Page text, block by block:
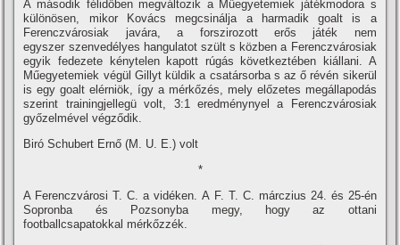
A második félidőben megváltozik a Műegyetemiek játékmodora s
különösen, mikor Kovács megcsinálja a harmadik goalt is a
Ferenczvárosiak javára, a forszirozott erős játék nem
egyszer szenvedélyes hangulatot szült s közben a Ferenczvárosiak
egyik fedezete kénytelen kapott rúgás következtében kiállani. A
Műegyetemiek végül Gillyt küldik a csatársorba s az ő révén sikerül
is egy goalt elérniök, í­gy a mérkőzés, mely előzetes megállapodás
szerint trainingjellegü volt, 3:1 eredménynyel a Ferenczvárosiak
győzelmével végződik.
Biró Schubert Ernő (M. U. E.) volt
*
A Ferenczvárosi T. C. a vidéken. A F. T. C. márczius 24. és 25-én
Sopronba és Pozsonyba megy, hogy az ottani
footballcsapatokkal mérkőzzék.